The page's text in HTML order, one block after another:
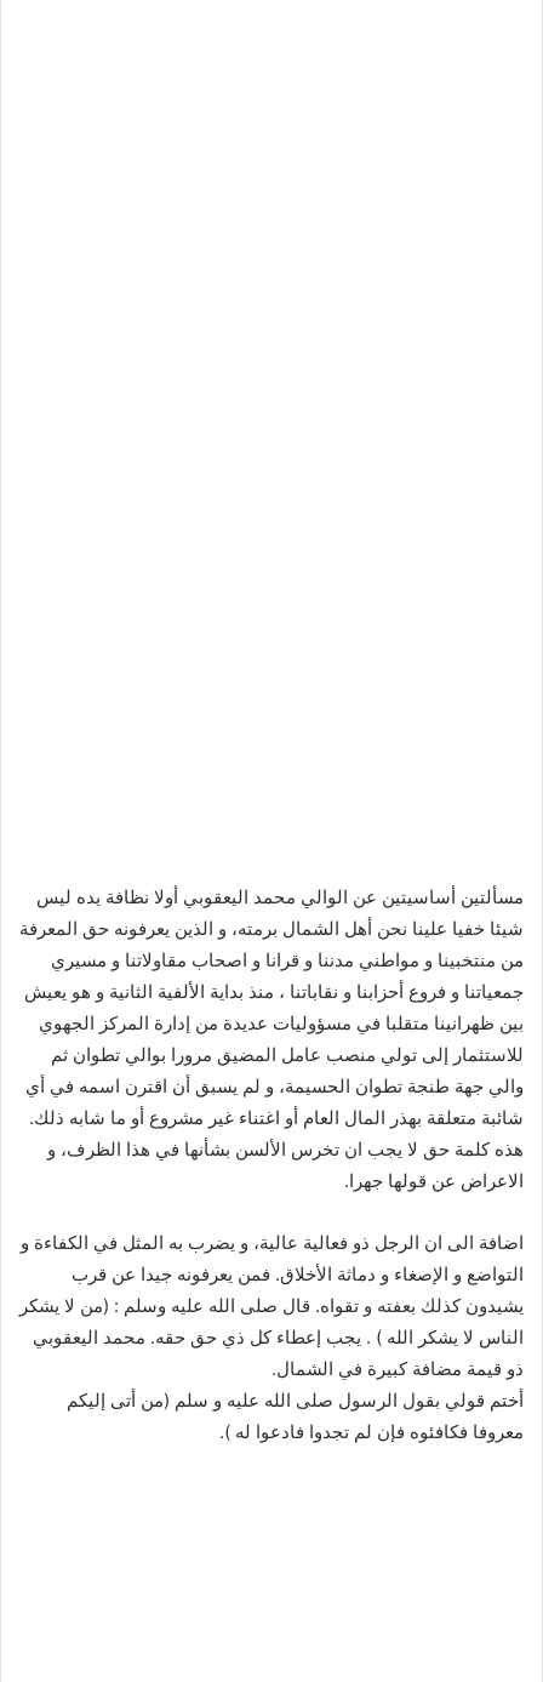
مسألتين أساسيتين عن الوالي محمد اليعقوبي أولا نظافة يده ليس
شيئا خفيا علينا نحن أهل الشمال برمته، و الذين يعرفونه حق المعرفة
من منتخبينا و مواطني مدننا و قرانا و اصحاب مقاولاتنا و مسيري
جمعياتنا و فروع أحزابنا و نقاباتنا ، منذ بداية الألفية الثانية و هو يعيش
بين ظهرانينا متقلبا في مسؤوليات عديدة من إدارة المركز الجهوي
للاستثمار إلى تولي منصب عامل المضيق مرورا بوالي تطوان ثم
والي جهة طنجة تطوان الحسيمة، و لم يسبق أن اقترن اسمه في أي
شائبة متعلقة بهذر المال العام أو اغتناء غير مشروع أو ما شابه ذلك.
هذه كلمة حق لا يجب ان تخرس الألسن بشأنها في هذا الظرف، و
الاعراض عن قولها جهرا.
اضافة الى ان الرجل ذو فعالية عالية، و يضرب به المثل في الكفاءة و
التواضع و الإصغاء و دماثة الأخلاق. فمن يعرفونه جيدا عن قرب
يشيدون كذلك بعفته و تقواه. قال صلى الله عليه وسلم : (من لا يشكر
الناس لا يشكر الله ) . يجب إعطاء كل ذي حق حقه. محمد اليعقوبي
ذو قيمة مضافة كبيرة في الشمال.
أختم قولي بقول الرسول صلى الله عليه و سلم (من أتى إليكم
معروفا فكافئوه فإن لم تجدوا فادعوا له ).